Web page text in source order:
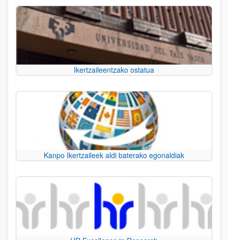
Ikertzaileentzako ostatua
Kanpo Ikertzaileek aldi baterako egonaldiak